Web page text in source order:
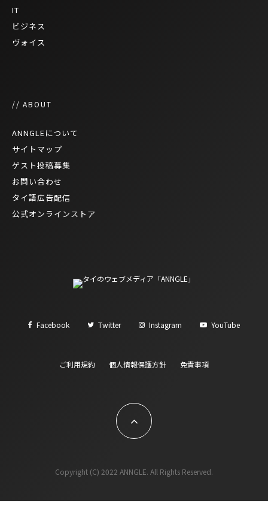
IT
ビジネス
ヴォイス
// ABOUT
ANNGLEについて
サイトマップ
ゲスト投稿募集
お問い合わせ
タイ語広告配信
公式オンラインストア
Facebook Twitter Instagram YouTube
ご利用規約 個人情報保護方針 免責事項
Copyright (C) 2022 ANNGLE. All Rights Reserved.